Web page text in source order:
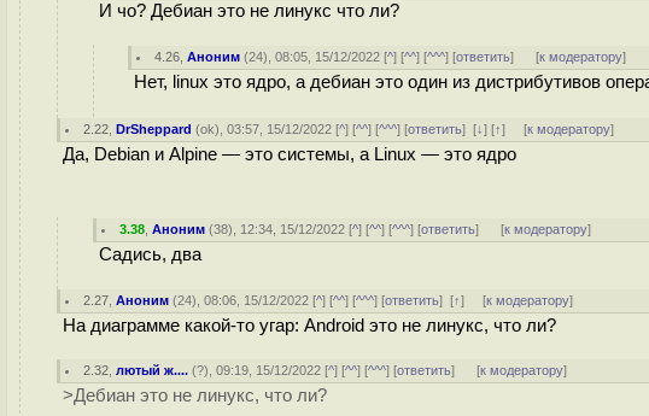
И чо? Дебиан это не линукс что ли?
4.26 ,Аноним (24), 08:05, 15/12/2022 [^] [^^] [^^^] [ответить] [к модератору]
Нет, linux это ядро, а дебиан это один из дистрибутивов
2.22 ,DrSheppard (ok), 03:57, 15/12/2022 [^] [^^] [^^^] [ответить][↓] [↑] [к модератору]
Да, Debian и Alpine — это системы, а Linux — это ядро
3.38 ,Аноним (38), 12:34, 15/12/2022 [^] [^^] [^^^] [ответить] [к модератору]
Садись, два
2.27 ,Аноним (24), 08:06, 15/12/2022 [^] [^^] [^^^] [ответить][↑] [к модератору]
На диаграмме какой-то угар: Android это не линукс, что ли?
2.32 ,лютый ж.... (?), 09:19, 15/12/2022 [^] [^^] [^^^] [ответить] [к модератору]
>Дебиан это не линукс, что ли?